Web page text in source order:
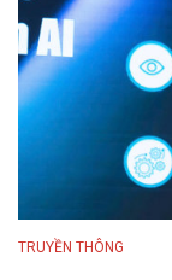
TRUYỀN THÔNG